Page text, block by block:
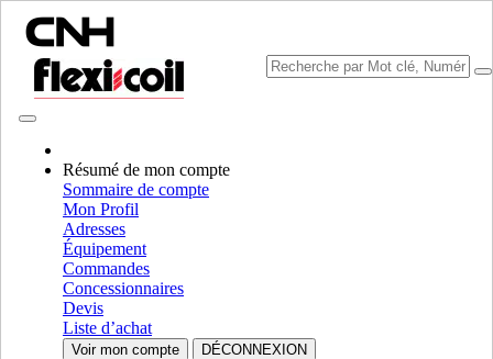
Résumé de mon compte
Sommaire de compte
Mon Profil
Adresses
Équipement
Commandes
Concessionnaires
Devis
Liste d’achat
Voir mon compte DÉCONNEXION
Sélectionner marque
Fermer le Menu
CATÉGORIES
EQUIPMENT
AUTORÉPARATION